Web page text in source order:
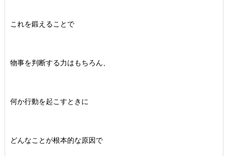
これを鍛えることで
物事を判断する力はもちろん、
何か行動を起こすときに
どんなことが根本的な原因で